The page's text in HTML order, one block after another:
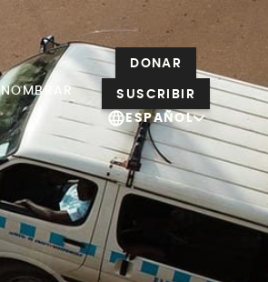
NOMBRAR
DONAR
SUSCRIBIR
ESPAÑOL